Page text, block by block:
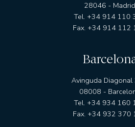
28046 - Madrid
Tel. +34 914 110
Fax. +34 914 112
Avinguda Diagonal
08008 -
Tel. +34 934 160
Fax. +34 932 370